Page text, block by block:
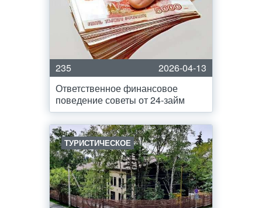
235
2026-04-13
Ответственное финансовое
поведение советы от 24-займ
ТУРИСТИЧЕСКОЕ